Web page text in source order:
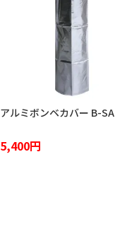
アルミボンベカバー B-SA
5,400円